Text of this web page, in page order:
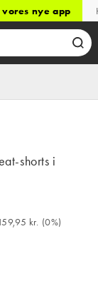
nye app
shorts i
30 dage
kr. (0%)